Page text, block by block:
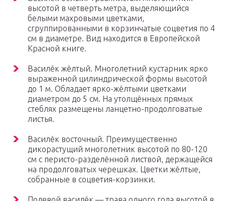
высотой в четверть метра, выделяющийся
белыми махровыми цветками,
сгруппированными в корзинчатые соцветия по 4
см в диаметре. Вид находится в Европейской
Красной книге.
Василёк жёлтый. Многолетний кустарник ярко
выраженной цилиндрической формы высотой
до 1 м. Обладает ярко-жёлтыми цветками
диаметром до 5 см. На утолщённых прямых
стеблях размещены ланцетно-продолговатые
листья.
Василёк восточный. Преимущественно
дикорастущий многолетник высотой по 80-120
см с перисто-разделённой листвой, держащейся
на продолговатых черешках. Цветки жёлтые,
собранные в соцветия-корзинки.